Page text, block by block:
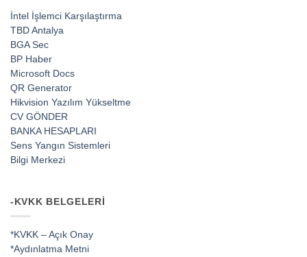
İntel İşlemci Karşılaştırma
TBD Antalya
BGA Sec
BP Haber
Microsoft Docs
QR Generator
Hikvision Yazılım Yükseltme
CV GÖNDER
BANKA HESAPLARI
Sens Yangın Sistemleri
Bilgi Merkezi
-KVKK BELGELERI
*KVKK – Açık Onay
*Aydınlatma Metni